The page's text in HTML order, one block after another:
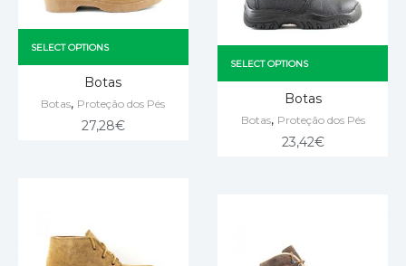
SELECT OPTIONS
Botas
Botas, Proteção dos Pés
27,28€
SELECT OPTIONS
Botas
Botas, Proteção dos Pés
23,42€